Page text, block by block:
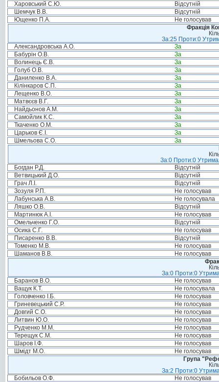
Харовський С.Ю.
Відсутній
Шемчук В.В.
Відсутній
Ющенко П.А.
Не голосував
Фракція
За:25 Проти:0
Александровська А.О.
За
Бабурін О.В.
За
Волинець Є.В.
За
Голуб О.В.
За
Даниленко В.А.
За
Кілінкаров С.П.
За
Лещенко В.О.
За
Матвєєв В.Г.
За
Найдьонов А.М.
За
Самойлик К.С.
За
Ткаченко О.М.
За
Царьков Є.І.
За
Шмельова С.О.
За
За:0 Проти:0
Богдан Р.Д.
Відсутній
Ветвицький Д.О.
Відсутній
Грач Л.І.
Відсутній
Зозуля Р.П.
Не голосував
Лабунська А.В.
Не голосувала
Ляшко О.В.
Відсутній
Мартинюк А.І.
Не голосував
Омельченко Г.О.
Відсутній
Осика С.Г.
Не голосував
Писаренко В.В.
Відсутній
Томенко М.В.
Не голосував
Шаманов В.В.
Не голосував
За:0 Проти:0
Баранов В.О.
Не голосував
Ващук К.Т.
Не голосувала
Головченко І.Б.
Не голосував
Гриневецький С.Р.
Не голосував
Довгий С.О.
Не голосував
Литвин Ю.О.
Не голосував
Рудченко М.М.
Не голосував
Терещук С.М.
Не голосував
Шаров І.Ф.
Не голосував
Шмідт М.О.
Не голосував
Група
За:2 Проти:0
Бобильов О.Ф.
Не голосував